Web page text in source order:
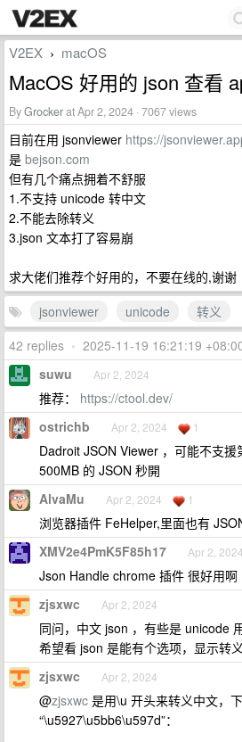
V2EX › macOS
MacOS 好用的 json 查看
ByGrockerat Apr 2, 2024 · 7067 views
目前在用 jsonviewer https://
是 bejson.com
但有几个痛点拥着不舒服
1.不支持 unicode 转中文
2.不能去除转义
3.json 文本打了容易崩
求大佬们推荐个好用的，不要在线的,谢谢
jsonviewer
unicode
转义
42 replies • 2025-11-19 16:21:19
suwu Apr 2, 2024
推荐： https://ctool.dev/
ostrichb Apr 2, 2024 1
Dadroit JSON Viewer ，可能不支
500MB 的 JSON 秒開
AlvaMu Apr 2, 2024 1
浏览器插件 FeHelper,里面也有
XMV2e4PmK5F85h17 Apr 2, 2024
Json Handle chrome 插件 很好用啊
zjsxwc Apr 2, 2024
同问，中文 json ，有些是 unicode
希望看 json 是能有个选项，显示转
zjsxwc Apr 2, 2024
@zjsxwc 是用\u 开头来转义中文，
“\u5927\u5bb6\u597d”：